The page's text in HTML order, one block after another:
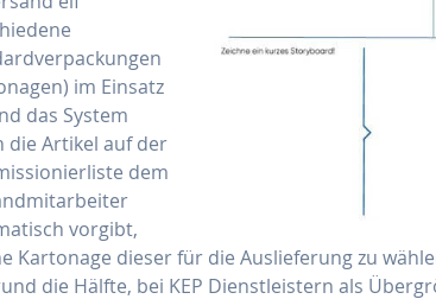
im Einsatz
das System
die Artikel auf der
dem
vorgibt,
Kartonage dieser für die Auslieferung zu
die Hälfte, bei KEP Dienstleistern als